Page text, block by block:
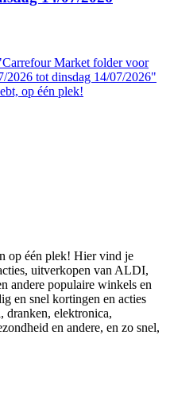
Market folder voor
2026 tot dinsdag 14/07/2026"
op één plek!
op één plek! Hier vind je
uitverkopen van ALDI,
populaire winkels en
en snel kortingen en acties
dranken, elektronica,
en andere, en zo snel,